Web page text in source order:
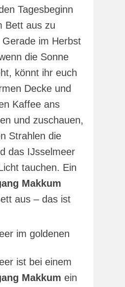
Tagesbeginn
Bett aus zu
im Herbst
die Sonne
könnt ihr euch
Decke und
Kaffee ans
und zuschauen,
Strahlen die
das IJsselmeer
tauchen. Ein
Makkum
aus – das ist
im goldenen
ist bei einem
Makkum ein